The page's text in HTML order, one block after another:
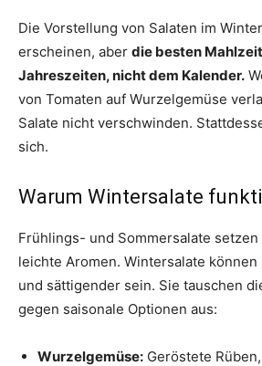
Die Vorstellung von Salaten im
erscheinen, aber die besten
Jahreszeiten, nicht dem Kalender.
von Tomaten auf Wurzelgemüse
Salate nicht verschwinden.
sich.
Warum Wintersalate
Frühlings- und Sommersalate
leichte Aromen. Wintersalate
und sättigender sein. Sie tauschen
gegen saisonale Optionen aus:
Wurzelgemüse: Geröstete